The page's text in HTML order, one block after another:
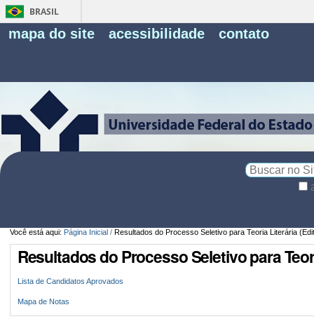
BRASIL
mapa do site acessibilidade contato
Você está aqui: Página Inicial / Resultados do Processo Seletivo para Teoria Literária
Resultados do Processo Seletivo para
Lista de Candidatos Aprovados
Mapa de Notas